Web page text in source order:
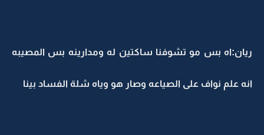
ريان:اه بس مو تشوفنا ساكتين له ومدارينه بس المصيبه
انه علم نواف على الصياعه وصار هو وياه شلة الفساد بينا